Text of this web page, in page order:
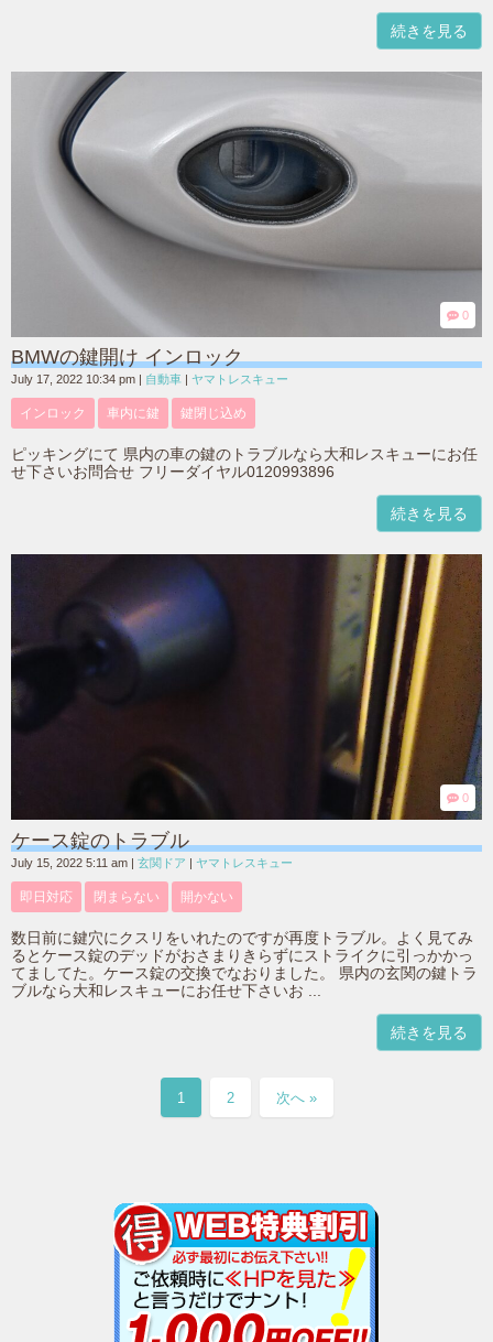
続きを見る
0
BMWの鍵開け インロック
July 17, 2022 10:34 pm 自動車 ヤマトレスキュー
インロック 車内に鍵 鍵閉じ込め
ピッキングにて 県内の車の鍵のトラブルなら大和レスキューにお任
せ下さいお問合せ フリーダイヤル0120993896
続きを見る
0
ケース錠のトラブル
July 15, 2022 5:11 am | 玄関ドア | ヤマトレスキュー
即日対応 閉まらない 開かない
数日前に鍵穴にクスリをいれたのですが再度トラブル。よく見てみ
るとケース錠のデッドがおさまりきらずにストライクに引っかかっ
てましてた。ケース錠の交換でなおりました。 県内の玄関の鍵トラ
ブルなら大和レスキューにお任せ下さいお ...
続きを見る
1 2 次へ »